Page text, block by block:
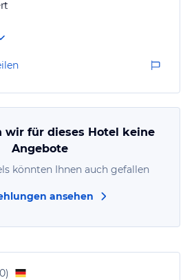
wir für dieses Hotel keine
Angebote
könnten Ihnen auch gefallen
ansehen
)